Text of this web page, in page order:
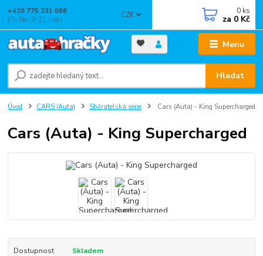
Menu
CZK
Hledat
+420 775 231 066
(Po-Ne, 9-21 hod.)
0 ks
za 0 Kč
Úvod CARS (Auta) Sběratelská série Cars (Auta) - King Supercharged
Cars (Auta) - King Supercharged
Dostupnost Skladem